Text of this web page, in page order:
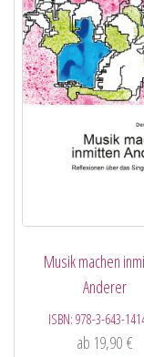
Musik machen
Anderer
ISBN:978-3-643-
ab 19,90€